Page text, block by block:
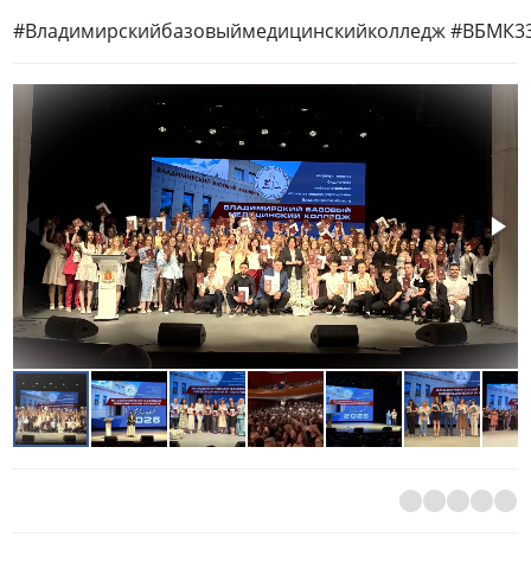
#Владимирскийбазовыймедицинскийколледж